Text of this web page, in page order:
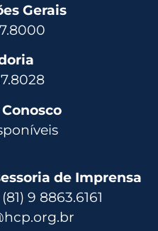
Gerais
de Imprensa
9 8863.6161